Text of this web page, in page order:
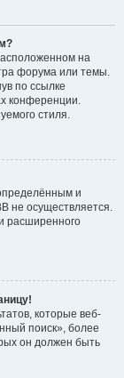
на
форума или темы.
по ссылке
конференции.
стиля.
и
не осуществляется.
расширенного
которые веб-
поиск», более
он должен быть